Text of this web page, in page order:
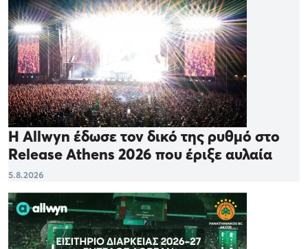
Η Allwyn έδωσε τον δικό της ρυθμό στο
Release Athens 2026 που έριξε αυλαία
5.8.2026